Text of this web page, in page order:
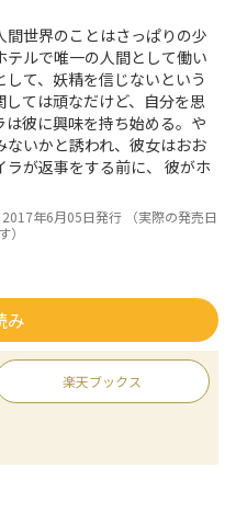
世界のことはさっぱりの少
ルで唯一の人間として働い
て、妖精を信じないという
ては頑なだけど、自分を思
彼に興味を持ち始める。や
いかと誘われ、彼女はおお
が返事をする前に、 彼がホ
年6月05日発行 （実際の発売日
み
楽天ブックス